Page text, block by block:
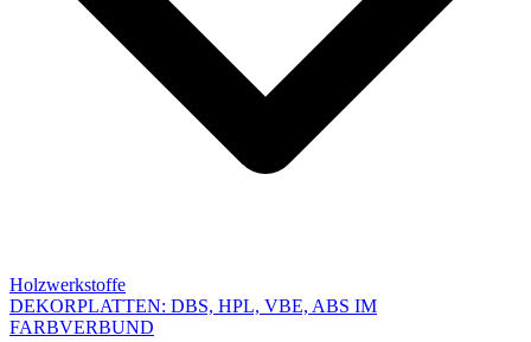
Holzwerkstoffe
DEKORPLATTEN: DBS, HPL, VBE, ABS IM
FARBVERBUND